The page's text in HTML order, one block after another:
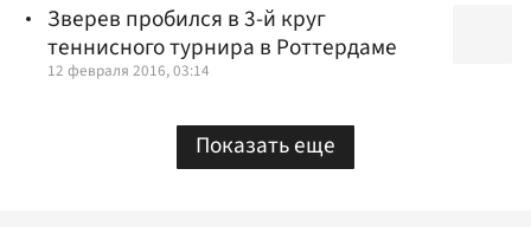
Зверев пробился в 3-й круг
теннисного турнира в Роттердаме
12 февраля 2016, 03:14
Показать еще